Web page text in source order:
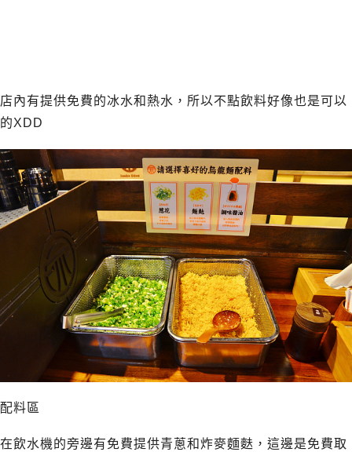
店內有提供免費的冰水和熱水，所以不點飲料好像也是可以
的XDD
配料區
在飲水機的旁邊有免費提供青蔥和炸麥麵麩，這邊是免費取